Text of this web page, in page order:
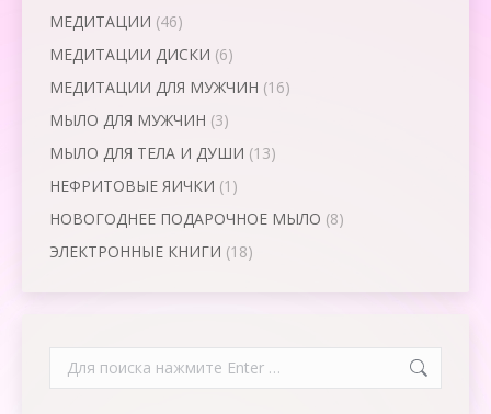
МЕДИТАЦИИ (46)
МЕДИТАЦИИ ДИСКИ (6)
МЕДИТАЦИИ ДЛЯ МУЖЧИН (16)
МЫЛО ДЛЯ МУЖЧИН (3)
МЫЛО ДЛЯ ТЕЛА И ДУШИ (13)
НЕФРИТОВЫЕ ЯИЧКИ (1)
НОВОГОДНЕЕ ПОДАРОЧНОЕ МЫЛО (8)
ЭЛЕКТРОННЫЕ КНИГИ (18)
Search: